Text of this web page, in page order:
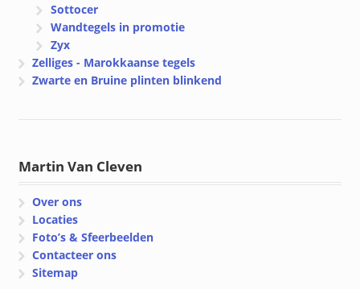
Sottocer
Wandtegels in promotie
Zyx
Zelliges - Marokkaanse tegels
Zwarte en Bruine plinten blinkend
Martin Van Cleven
Over ons
Locaties
Foto’s & Sfeerbeelden
Contacteer ons
Sitemap